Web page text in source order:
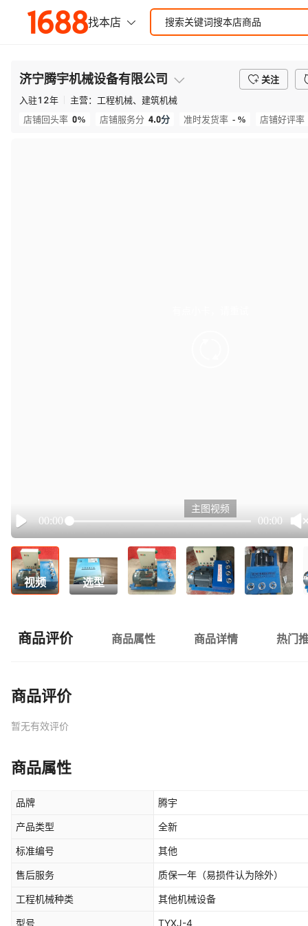
济宁腾宇机械设备有限公司
关注
入驻12年 主营： 工程机械、建筑机械
店铺回头率 0% 店铺服务分 4.0分 准时发货率 - % 店铺好评率
Play
00:00 00:00
主图视频
视频 选型
商品评价 商品属性 商品详情 热门
商品评价
暂无有效评价
商品属性
品牌 腾宇
产品类型 全新
标准编号 其他
售后服务 质保一年（易损件认为除外）
工程机械种类 其他机械设备
型号 TYXJ-4